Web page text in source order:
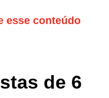
esse conteúdo
de 6